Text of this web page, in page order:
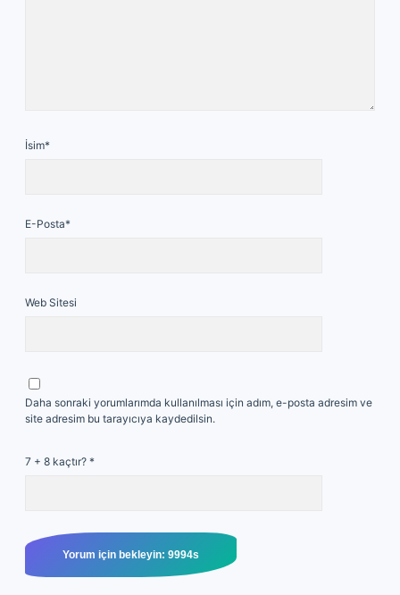
İsim*
E-Posta*
Web Sitesi
Daha sonraki yorumlarımda kullanılması için adım, e-posta adresim ve
site adresim bu tarayıcıya kaydedilsin.
7 + 8 kaçtır? *